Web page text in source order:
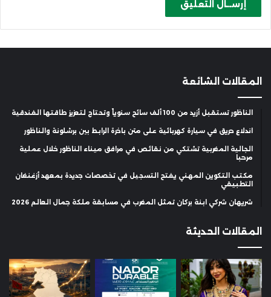
المقالات الشائعة
الناظور تستقبل أزيد من 100 ألف سائح سنوياً وتحتاج لتعزيز طاقتها الفندقية
اندلاع حريق في سيارة كهربائية على متن باخرة الرابط بين برشلونة والناظور
الجالية المغربية تشتكي من نقائص في مرافق ميناء الناظور خلال عملية
مرحبا
مكتب التكوين المهني يفتح التسجيل في تخصصات جديدة بمعهد أزغنغان
التطبيقي
شريهان شركي ابنة بركان تمثل المغرب في مسابقة ملكة جمال العالم 2026
المقالات الحديثة